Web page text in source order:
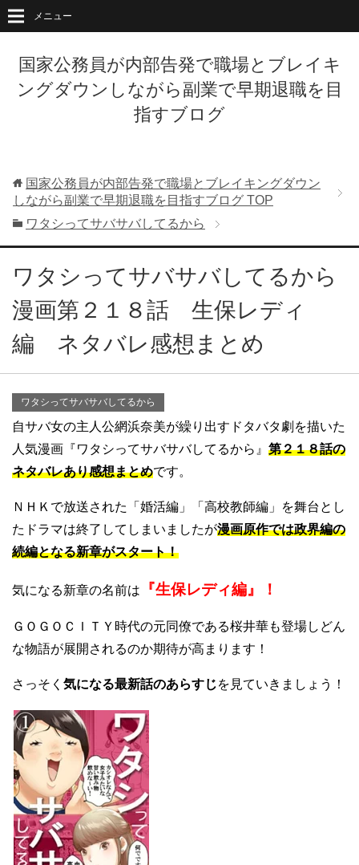
国家公務員が内部告発で職場とブレイキ
ングダウンしながら副業で早期退職を目
指すブログ
メニュー
国家公務員が内部告発で職場とブレイキングダウン
しながら副業で早期退職を目指すブログ TOP
ワタシってサバサバしてるから
ワタシってサバサバしてるから
漫画第２１８話 生保レディ
編 ネタバレ感想まとめ
ワタシってサバサバしてるから
自サバ女の主人公網浜奈美が繰り出すドタバタ劇を描いた
人気漫画『ワタシってサバサバしてるから』 第２１８話の
ネタバレあり感想まとめです。
ＮＨＫで放送された「婚活編」「高校教師編」を舞台とし
たドラマは終了してしまいましたが漫画原作では政界編の
続編となる新章がスタート！
気になる新章の名前は 『生保レディ編』！
ＧＯＧＯＣＩＴＹ時代の元同僚である桜井華も登場しどん
な物語が展開されるのか期待が高まります！
さっそく 気になる最新話のあらすじを見ていきましょう！